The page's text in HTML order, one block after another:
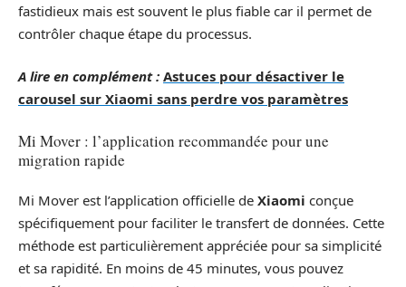
fastidieux mais est souvent le plus fiable car il permet de
contrôler chaque étape du processus.
A lire en complément : Astuces pour désactiver le
carousel sur Xiaomi sans perdre vos paramètres
Mi Mover : l’application recommandée pour une
migration rapide
Mi Mover est l’application officielle de Xiaomi conçue
spécifiquement pour faciliter le transfert de données. Cette
méthode est particulièrement appréciée pour sa simplicité
et sa rapidité. En moins de 45 minutes, vous pouvez